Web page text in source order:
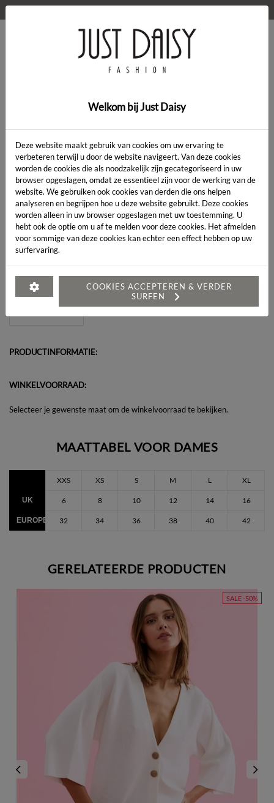
> Cardigan
Artikelcode:
LENGTE:*
MAAT:*
Heeft u een vraag over dit artikel?
PRODUCTINFORMATIE:
WINKELVOORRAAD:
Selecteer je gewenste maat om de winkelvoorraad te bekijken.
MAATTABEL VOOR DAMES
XXS XS S M L XL
UK 6 8 10 12 14 16
EUROPEES 32 34 36 38 40 42
GERELATEERDE PRODUCTEN
SALE -50%
Welkom bij Just Daisy
Deze website maakt gebruik van cookies om uw ervaring te
verbeteren terwijl u door de website navigeert. Van deze cookies
worden de cookies die als noodzakelijk zijn gecategoriseerd in uw
browser opgeslagen, omdat ze essentieel zijn voor de werking van de
website. We gebruiken ook cookies van derden die ons helpen
analyseren en begrijpen hoe u deze website gebruikt. Deze cookies
worden alleen in uw browser opgeslagen met uw toestemming. U
hebt ook de optie om u af te melden voor deze cookies. Het afmelden
voor sommige van deze cookies kan echter een effect hebben op uw
surfervaring.
COOKIES ACCEPTEREN & VERDER
SURFEN